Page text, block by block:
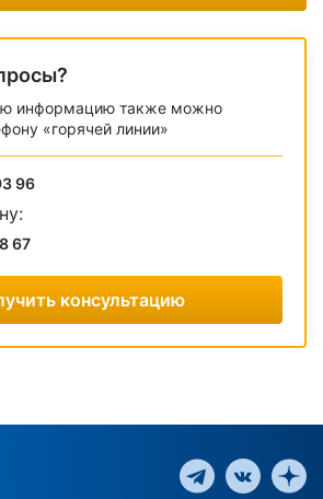
информацию также можно
«горячей линии»
96
67
консультацию